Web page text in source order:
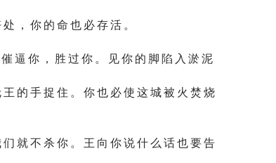
， 你 的 命 也 必 存 活 。
逼 你 ， 胜 过 你 。 见 你 的 脚 陷 入 淤 泥
的 手 捉 住 。 你 也 必 使 这 城 被 火 焚 烧
就 不 杀 你 。 王 向 你 说 什 么 话 也 要 告